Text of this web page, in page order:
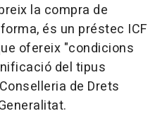
la compra de
és un préstec ICF
ofereix "condicions
del tipus
de Drets